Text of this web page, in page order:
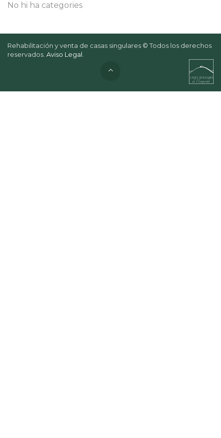
No hi ha categories
Rehabilitación y venta de casas singulares © Todos los derechos
reservados. Aviso Legal